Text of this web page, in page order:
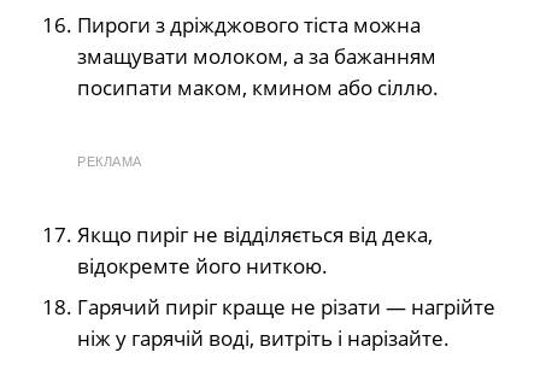
Пироги з дріжджового тіста можна
змащувати молоком, а за бажанням
посипати маком, кмином або сіллю.
РЕКЛАМА
Якщо пиріг не відділяється від дека,
відокремте його ниткою.
Гарячий пиріг краще не різати — нагрійте
ніж у гарячій воді, витріть і нарізайте.